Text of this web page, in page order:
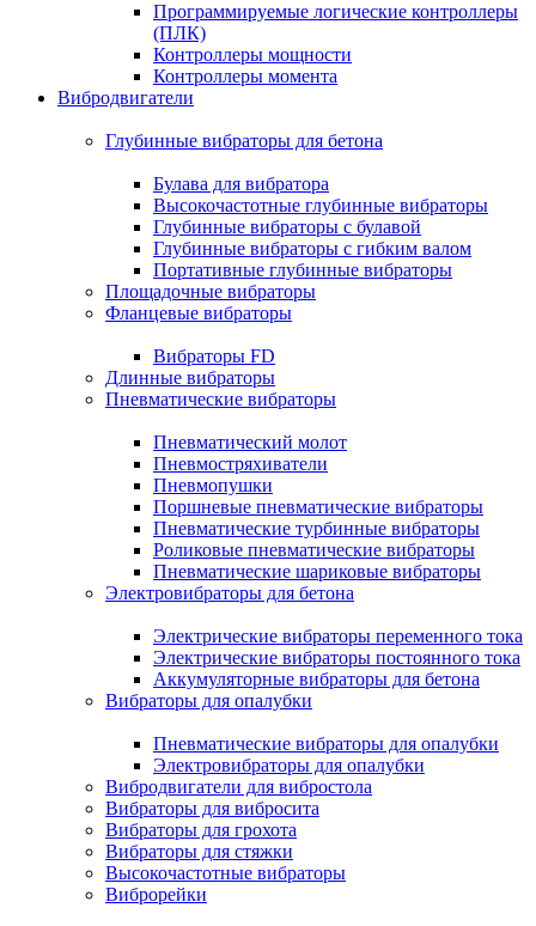
Программируемые логические контроллеры
(ПЛК)
Контроллеры мощности
Контроллеры момента
Вибродвигатели
Глубинные вибраторы для бетона
Булава для вибратора
Высокочастотные глубинные вибраторы
Глубинные вибраторы с булавой
Глубинные вибраторы с гибким валом
Портативные глубинные вибраторы
Площадочные вибраторы
Фланцевые вибраторы
Вибраторы FD
Длинные вибраторы
Пневматические вибраторы
Пневматический молот
Пневмостряхиватели
Пневмопушки
Поршневые пневматические вибраторы
Пневматические турбинные вибраторы
Роликовые пневматические вибраторы
Пневматические шариковые вибраторы
Электровибраторы для бетона
Электрические вибраторы переменного тока
Электрические вибраторы постоянного тока
Аккумуляторные вибраторы для бетона
Вибраторы для опалубки
Пневматические вибраторы для опалубки
Электровибраторы для опалубки
Вибродвигатели для вибростола
Вибраторы для вибросита
Вибраторы для грохота
Вибраторы для стяжки
Высокочастотные вибраторы
Виброрейки